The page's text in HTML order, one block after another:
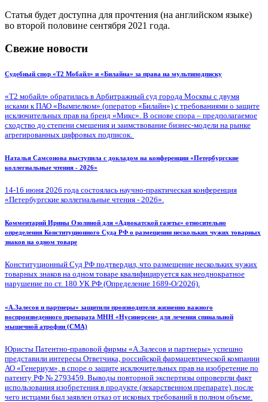
Статья будет доступна для прочтения (на английском языке)
во второй половине сентября 2021 года.
Свежие новости
Судебный спор «Т2 Мобайл» и «Билайна» за права на мультиподписку
«Т2 мобайл» обратилась в Арбитражный суд города Москвы с двумя
исками к ПАО «Вымпелком» (оператор «Билайн») с требованиями о защите
исключительных прав на бренд «Микс». В основе спора – предполагаемое
сходство до степени смешения и заимствование бизнес-модели на рынке
агрегированных цифровых подписок.
Наталья Самсонова выступила с докладом на конференции «Петербургские
коллегиальные чтения - 2026»
14-16 июня 2026 года состоялась научно-практическая конференция
«Петербургские коллегиальные чтения - 2026».
Комментарий Ирины Озолиной для «Адвокатской газеты» относительно
определения Конституционного Суда РФ о размещении нескольких чужих товарных
знаков на одном товаре
Конституционный Суд РФ подтвердил, что размещение нескольких чужих
товарных знаков на одном товаре квалифицируется как неоднократное
нарушение по ст. 180 УК РФ (Определение 1689-О/2026).
«А.Залесов и партнеры» защитили производителя жизненно важного
воспроизведенного препарата МНН «Нусинерсен» для лечения спинальной
мышечной атрофии (СМА)
Юристы Патентно-правовой фирмы «А.Залесов и партнеры» успешно
представили интересы Ответчика, российской фармацевтической компании
АО «Генериум», в споре о защите исключительных прав на изобретение по
патенту РФ № 2793459. Выводы повторной экспертизы опровергли факт
использования изобретения в продукте (лекарственном препарате), после
чего истцами был заявлен отказ от исковых требований в полном объеме.